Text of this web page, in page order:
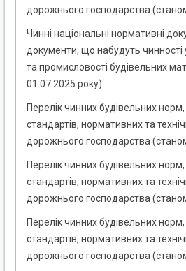
дорожнього господарства
Чинні національні нормативні
документи, що набудуть чинності
та промисловості будівельних
01.07.2025 року)
Перелік чинних будівельних
стандартів, нормативних та
дорожнього господарства
Перелік чинних будівельних
стандартів, нормативних та
дорожнього господарства
Перелік чинних будівельних
стандартів, нормативних та
дорожнього господарства